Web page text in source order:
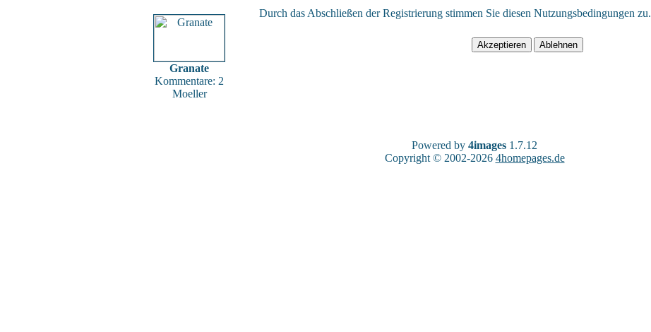
Granate
Kommentare: 2
Moeller
Durch das Abschließen der Registrierung stimmen Sie diesen Nutzungsbedingungen zu.
Powered by 4images 1.7.12
Copyright © 2002-2026 4homepages.de